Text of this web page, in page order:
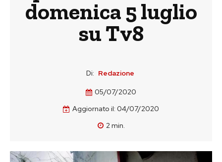
domenica 5 luglio
su Tv8
Di: Redazione
05/07/2020
Aggiornato il: 04/07/2020
2min.